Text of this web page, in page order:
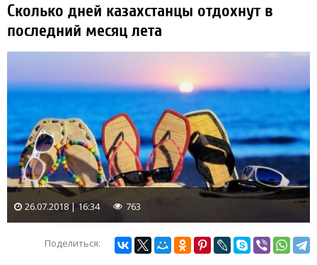
Сколько дней казахстанцы отдохнут в
последний месяц лета
26.07.2018 | 16:34 763
Поделиться: